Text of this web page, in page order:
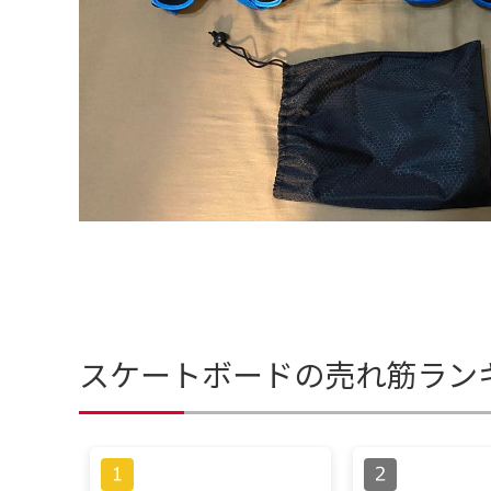
スケートボードの売れ筋ラン